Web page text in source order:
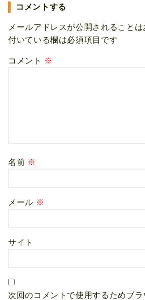
コメントする
メールアドレスが公開されることは
付いている欄は必須項目です
コメント ※
名前 ※
メール ※
サイト
次回のコメントで使用するためブ